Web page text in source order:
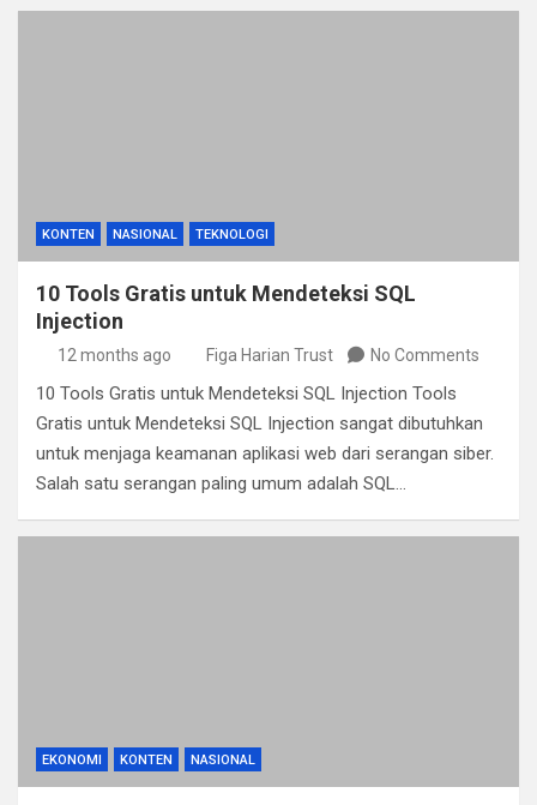
KONTEN NASIONAL TEKNOLOGI
10 Tools Gratis untuk Mendeteksi SQL
Injection
12 months ago Figa Harian Trust No Comments
10 Tools Gratis untuk Mendeteksi SQL Injection Tools
Gratis untuk Mendeteksi SQL Injection sangat dibutuhkan
untuk menjaga keamanan aplikasi web dari serangan siber.
Salah satu serangan paling umum adalah SQL…
EKONOMI KONTEN NASIONAL